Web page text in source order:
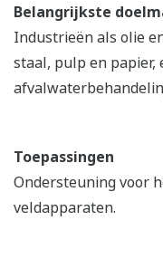
Belangrijkste
Industrieën als olie
staal, pulp en
Toepassingen
Ondersteuning voor
veldapparaten.